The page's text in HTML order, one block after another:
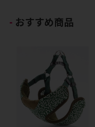
おすすめ商品